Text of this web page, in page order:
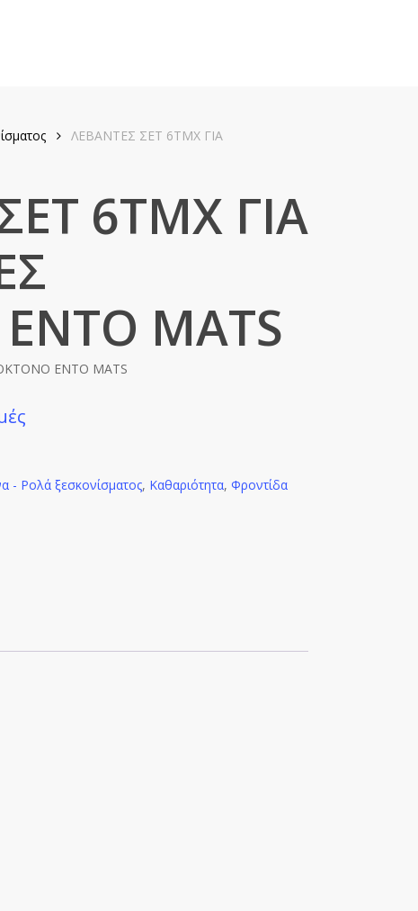
ΛΕΒΑΝΤΕΣ ΣΕΤ 6ΤΜΧ ΓΙΑ
6ΤΜΧ ΓΙΑ
MATS
ENTO MATS
- Ρολά ξεσκονίσματος, Καθαριότητα, Φροντίδα